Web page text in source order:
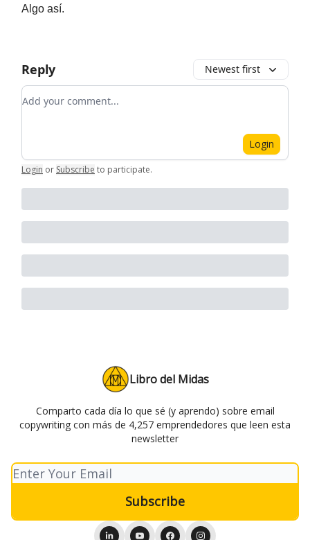
Algo así.
Reply Newest first
Add your comment
Login
Login or Subscribe to participate.
Libro del Midas
Comparto cada día lo que sé (y aprendo) sobre email
copywriting con más de 4,257 emprendedores que leen esta
newsletter